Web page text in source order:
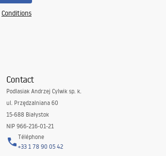
Conditions
Contact
Podlasiak Andrzej Cylwik sp. k.
ul. Przędzalniana 60
15-688 Białystok
NIP 966-216-01-21
Téléphone
+33 1 78 90 05 42